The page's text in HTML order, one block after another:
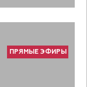
ПРЯМЫЕ ЭФИРЫ